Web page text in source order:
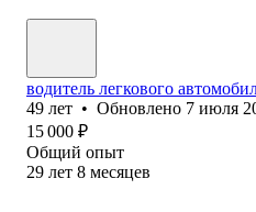
водитель легкового
49 лет • Обновлено 7 июля
15 000 ₽
Общий опыт
29 лет 8 месяцев